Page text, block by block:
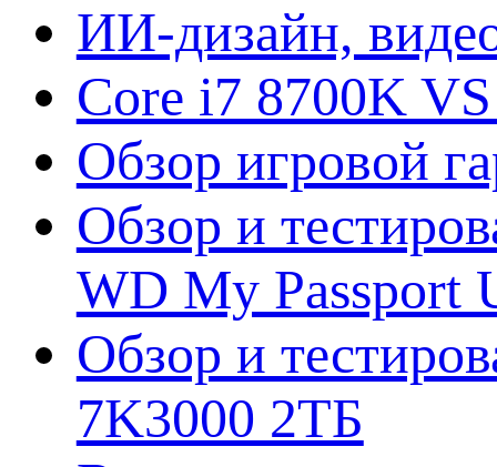
ИИ-дизайн,
Core i7 8700K
Обзор игровой
Обзор и
WD My Passport
Обзор и
7K3000 2ТБ